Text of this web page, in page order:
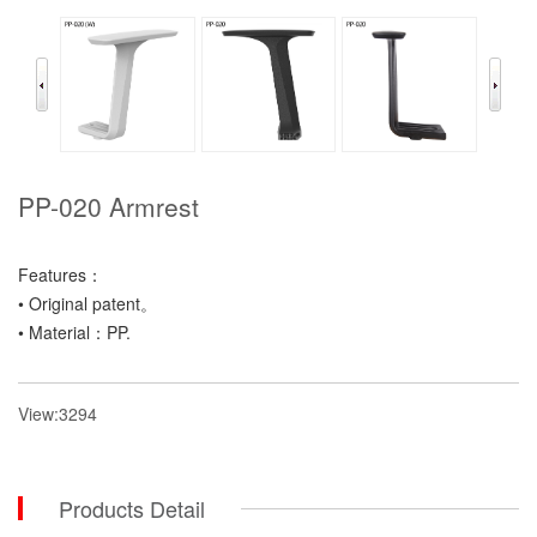
PP-020 Armrest
Features：
• Original patent。
• Material：PP.
View:3294
Products Detail